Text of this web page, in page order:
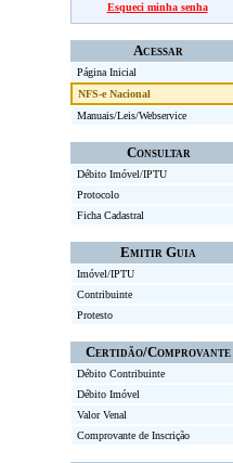
Esqueci minha senha
Acessar
Página Inicial
NFS-e Nacional
Manuais/Leis/Webservice
Consultar
Débito Imóvel/IPTU
Protocolo
Ficha Cadastral
Emitir Guia
Imóvel/IPTU
Contribuinte
Protesto
Certidão/Comprovante
Débito Contribuinte
Débito Imóvel
Valor Venal
Comprovante de Inscrição